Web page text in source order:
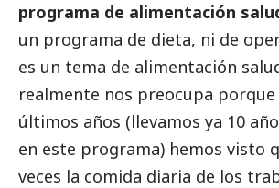
programa de alimentación
un programa de dieta, ni de
es un tema de alimentación
realmente nos preocupa
últimos años (llevamos ya 10
en este programa) hemos visto
veces la comida diaria de los